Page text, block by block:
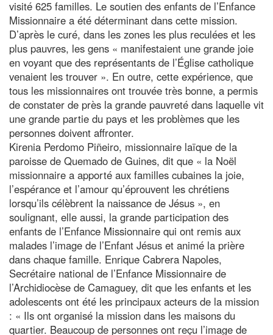
visité 625 familles. Le soutien des enfants de l’Enfance
Missionnaire a été déterminant dans cette mission.
D’après le curé, dans les zones les plus reculées et les
plus pauvres, les gens « manifestaient une grande joie
en voyant que des représentants de l’Église catholique
venaient les trouver ». En outre, cette expérience, que
tous les missionnaires ont trouvée très bonne, a permis
de constater de près la grande pauvreté dans laquelle vit
une grande partie du pays et les problèmes que les
personnes doivent affronter.
Kirenia Perdomo Piñeiro, missionnaire laïque de la
paroisse de Quemado de Guines, dit que « la Noël
missionnaire a apporté aux familles cubaines la joie,
l’espérance et l’amour qu’éprouvent les chrétiens
lorsqu’ils célèbrent la naissance de Jésus », en
soulignant, elle aussi, la grande participation des
enfants de l’Enfance Missionnaire qui ont remis aux
malades l’image de l’Enfant Jésus et animé la prière
dans chaque famille. Enrique Cabrera Napoles,
Secrétaire national de l’Enfance Missionnaire de
l’Archidiocèse de Camaguey, dit que les enfants et les
adolescents ont été les principaux acteurs de la mission
: « Ils ont organisé la mission dans les maisons du
quartier. Beaucoup de personnes ont reçu l’image de